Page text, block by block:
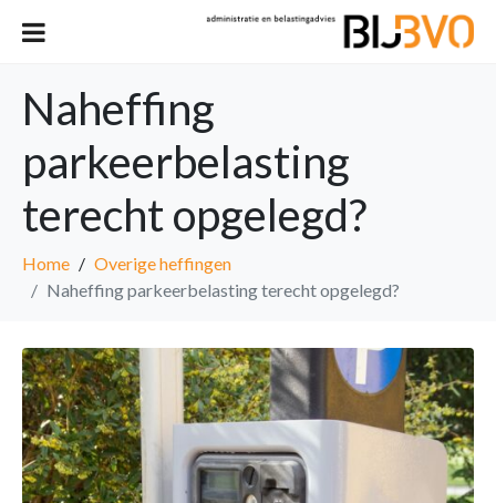
Naheffing
parkeerbelasting
terecht opgelegd?
Home
Overige heffingen
Naheffing parkeerbelasting terecht opgelegd?